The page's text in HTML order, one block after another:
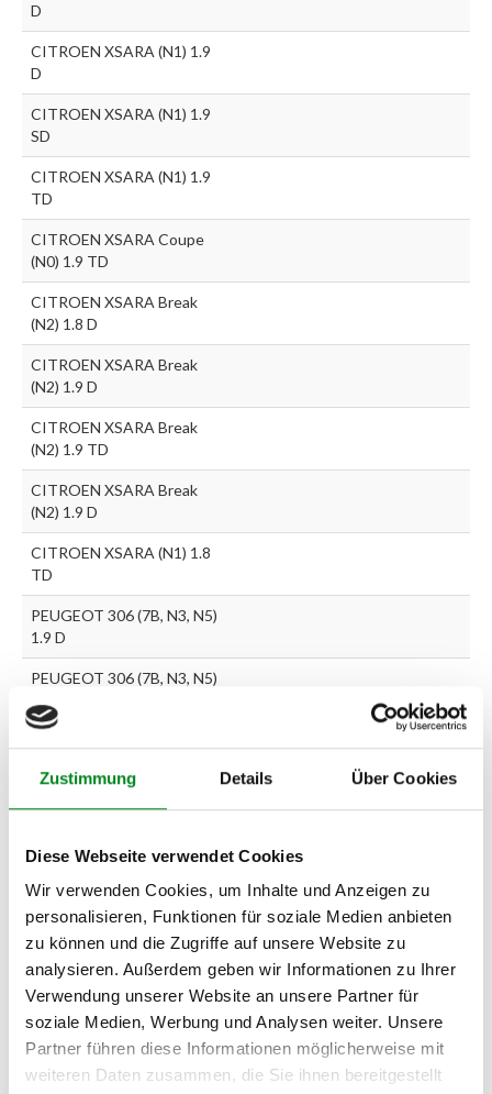
Zustimmung Details Über Cookies
Diese Webseite verwendet Cookies
Wir verwenden Cookies, um Inhalte und Anzeigen zu
personalisieren, Funktionen für soziale Medien anbieten
zu können und die Zugriffe auf unsere Website zu
analysieren. Außerdem geben wir Informationen zu Ihrer
Verwendung unserer Website an unsere Partner für
soziale Medien, Werbung und Analysen weiter. Unsere
Partner führen diese Informationen möglicherweise mit
weiteren Daten zusammen, die Sie ihnen bereitgestellt
D
CITROEN XSARA (N1) 1.9
D
CITROEN XSARA (N1) 1.9
SD
CITROEN XSARA (N1) 1.9
TD
CITROEN XSARA Coupe
(N0) 1.9 TD
CITROEN XSARA Break
(N2) 1.8 D
CITROEN XSARA Break
(N2) 1.9 D
CITROEN XSARA Break
(N2) 1.9 TD
CITROEN XSARA Break
(N2) 1.9 D
CITROEN XSARA (N1) 1.8
TD
PEUGEOT 306 (7B, N3, N5)
1.9 D
PEUGEOT 306 (7B, N3, N5)
PEUGEOT 306 Fließheck
(7A, 7C, N3, N5) 1.9 DT
PEUGEOT 306 Break (7E,
N3, N5) 1.9 D
PEUGEOT 306 Break (7E,
N3, N5) 1.9 TD
Zur exakten Fahrzeug-Identifizierung können Sie auch unseren